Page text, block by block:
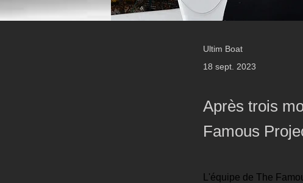
Ultim Boat
18 sept. 2023
Après trois
Famous
L'équipe de The